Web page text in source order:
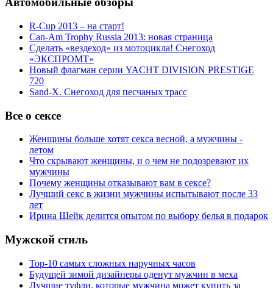
R-Cup 2013 – на старт!
Can-Am Trophy Russia 2013: новая страница
Сделать «вездеход» из мотоцикла! Снегоход
«ЭКСПРОМТ»
Новый флагман серии YACHT DIVISION PRESTIGE
720
Sand-X. Снегоход для песчаных трасс
Все о сексе
Женщины больше хотят секса весной, а мужчины -
летом
Что скрывают женщины, и о чем не подозревают их
мужчины
Почему женщины отказывают вам в сексе?
Лучший секс в жизни мужчины испытывают после 33
лет
Ирина Шейк делится опытом по выбору белья в подарок
Мужской стиль
Top-10 самых сложных наручных часов
Будущей зимой дизайнеры оденут мужчин в меха
Лучшие туфли, которые мужчина может купить за